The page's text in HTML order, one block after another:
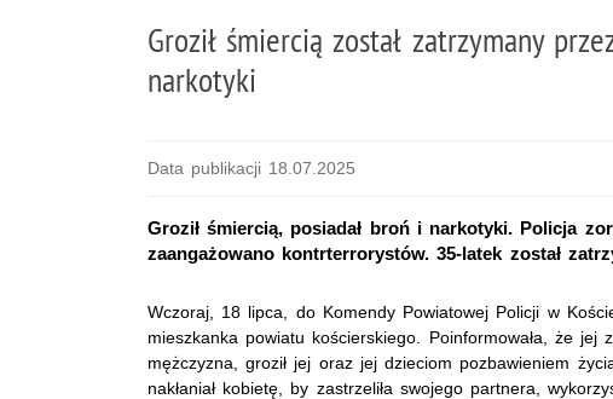
Groził śmiercią został zatrzymany
narkotyki
Data publikacji 18.07.2025
Groził śmiercią, posiadał broń i narkotyki. Policja
zaangażowano kontrterrorystów. 35-latek został
Wczoraj, 18 lipca, do Komendy Powiatowej Policji w
mieszkanka powiatu kościerskiego. Poinformowała, że jej
mężczyzna, groził jej oraz jej dzieciom pozbawieniem
nakłaniał kobietę, by zastrzeliła swojego partnera,